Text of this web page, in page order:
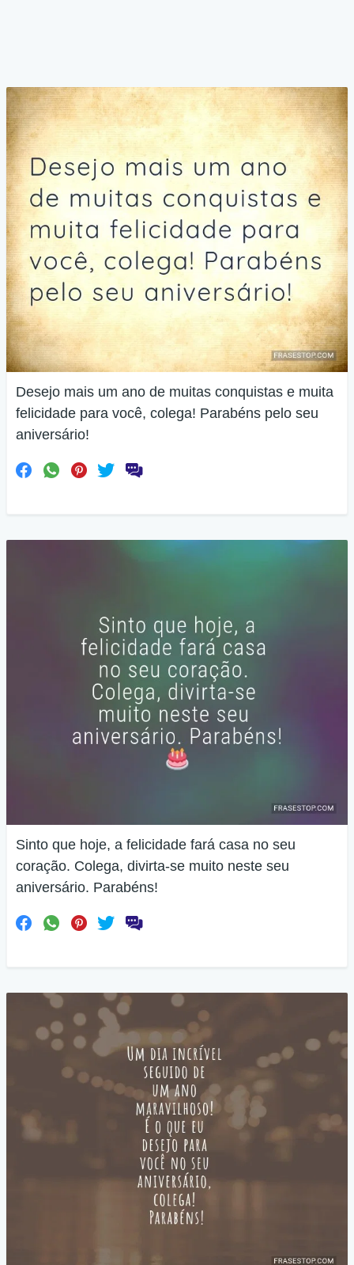
Desejo mais um ano de muitas conquistas e muita
felicidade para você, colega! Parabéns pelo seu
aniversário!
Sinto que hoje, a felicidade fará casa no seu
coração. Colega, divirta-se muito neste seu
aniversário. Parabéns!